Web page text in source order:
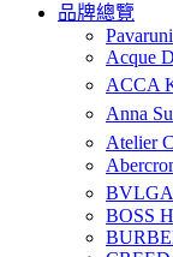
品牌總覽
Pavaruni
Acque
ACCA
Anna
Atelier
BOSS